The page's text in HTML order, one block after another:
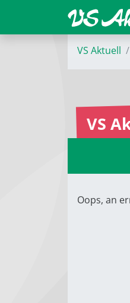
VS Aktuell
VS
Oops, an